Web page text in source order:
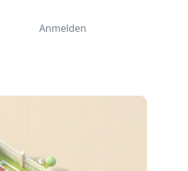
Anmelden